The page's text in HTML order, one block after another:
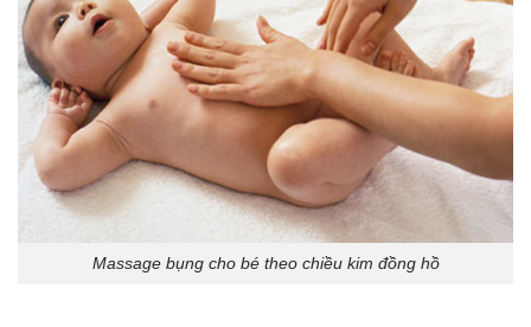
Massage bụng cho bé theo chiều kim đồng hồ